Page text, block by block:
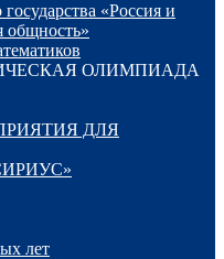
«Россия и
общность»
ОЛИМПИАДА
ДЛЯ
лет